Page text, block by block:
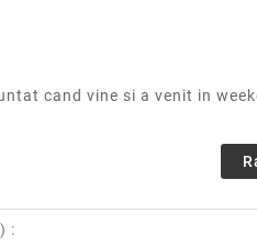
cand vine si a venit in
) :